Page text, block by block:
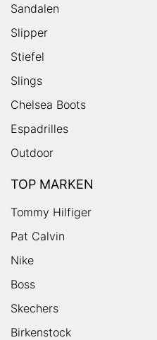
Sandalen
Slipper
Stiefel
Slings
Chelsea Boots
Espadrilles
Outdoor
TOP MARKEN
Tommy Hilfiger
Pat Calvin
Nike
Boss
Skechers
Birkenstock